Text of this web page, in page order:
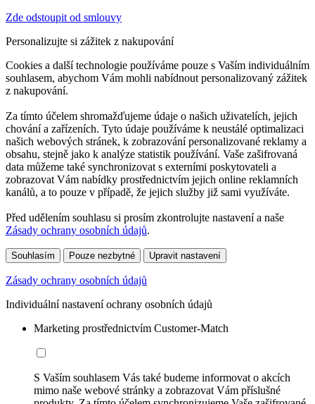
Zde odstoupit od smlouvy
Personalizujte si zážitek z nakupování
Cookies a další technologie používáme pouze s Vaším individuálním
souhlasem, abychom Vám mohli nabídnout personalizovaný zážitek
z nakupování.
Za tímto účelem shromažďujeme údaje o našich uživatelích, jejich
chování a zařízeních. Tyto údaje používáme k neustálé optimalizaci
našich webových stránek, k zobrazování personalizované reklamy a
obsahu, stejně jako k analýze statistik používání. Vaše zašifrovaná
data můžeme také synchronizovat s externími poskytovateli a
zobrazovat Vám nabídky prostřednictvím jejich online reklamních
kanálů, a to pouze v případě, že jejich služby již sami využíváte.
Před udělením souhlasu si prosím zkontrolujte nastavení a naše
Zásady ochrany osobních údajů.
Souhlasím Pouze nezbytné Upravit nastavení
Zásady ochrany osobních údajů
Individuální nastavení ochrany osobních údajů
Marketing prostřednictvím Customer-Match
S Vaším souhlasem Vás také budeme informovat o akcích
mimo naše webové stránky a zobrazovat Vám příslušné